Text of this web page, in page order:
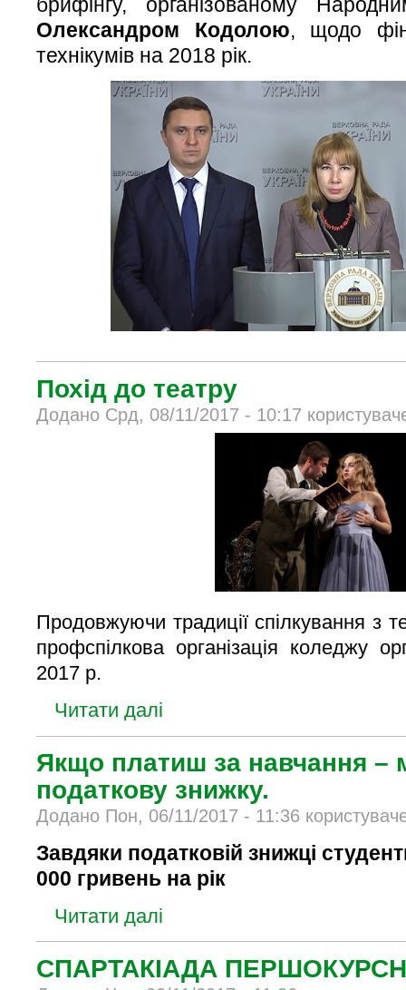
брифінгу, організованому
Олександром Кодолою, щодо
технікумів на 2018 рік.
Похід до театру
Додано Срд, 08/11/2017 - 10:17
Продовжуючи традиції спілкування з
профспілкова організація коледжу
2017 р.
Читати далі
Якщо платиш за навчання –
податкову знижку.
Додано Пон, 06/11/2017 - 11:36
Завдяки податковій знижці
000 гривень на рік
Читати далі
СПАРТАКІАДА